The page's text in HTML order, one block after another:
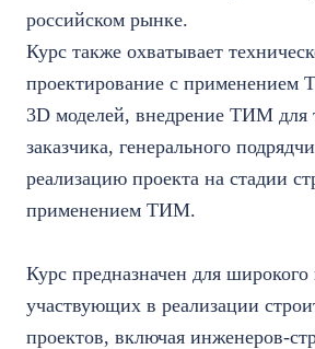
российском рынке.
Курс также охватывает
проектирование с применением
3D моделей, внедрение ТИМ для
заказчика, генерального
реализацию проекта на стадии
применением ТИМ.
Курс предназначен для широкого
участвующих в реализации
проектов, включая инженеров-